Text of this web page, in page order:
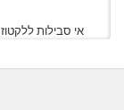
אי סבילות